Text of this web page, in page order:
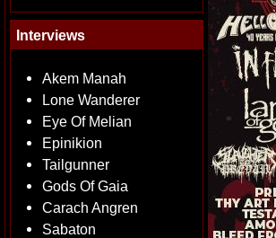
Interviews
Akem Manah
Lone Wanderer
Eye Of Melian
Epinikion
Tailgunner
Gods Of Gaia
Carach Angren
Sabaton